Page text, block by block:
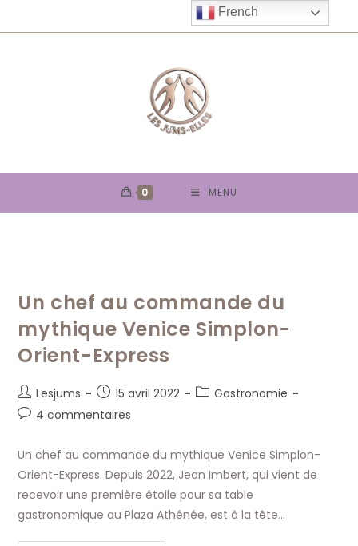
to
0 MENU
Un chef au commande du
mythique Venice Simplon-
Orient-Express
Auteur/autrice
de
Lesjums
Publication
publiée :
15 avril 2022
PostGastronomie
Commentaires
la
publication :
4 commentaires
Un chef au commande du mythique Venice Simplon-
Orient-Express. Depuis 2022, Jean Imbert, qui vient de
recevoir une première étoile pour sa table
gastronomique au Plaza Athénée, est à la tête…
French